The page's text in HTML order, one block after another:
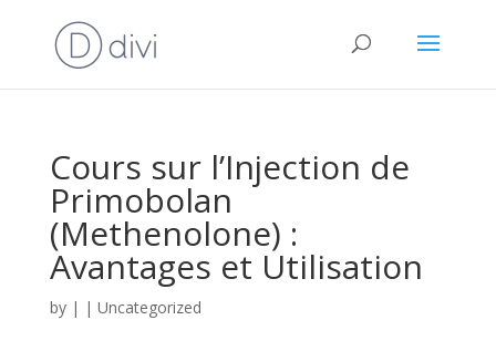
Cours sur l’Injection de
Primobolan
(Methenolone) :
Avantages et Utilisation
by | | Uncategorized